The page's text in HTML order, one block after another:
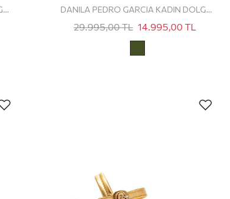
DALILA PEDRO GARCIA KADIN DOLGU TOPUKLU SANDALET DANILA PEDRO GARCIA KADIN DOLGU TOPUKLU SANDALET
29.995,00TL 14.995,00 TL